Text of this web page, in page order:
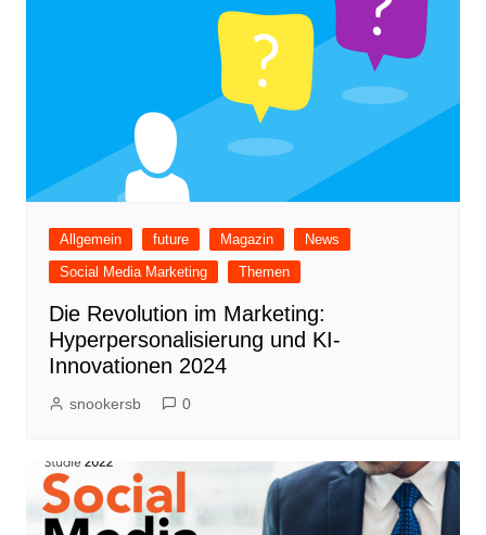
Allgemein future Magazin
News
Social Media Marketing
Themen
Die Revolution im Marketing:
Hyperpersonalisierung und KI-
Innovationen 2024
snookersb 0